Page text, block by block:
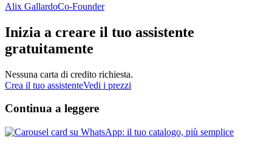
Alix GallardoCo-Founder
Inizia a creare il tuo assistente
gratuitamente
Nessuna carta di credito richiesta.
Crea il tuo assistenteVedi i prezzi
Continua a leggere